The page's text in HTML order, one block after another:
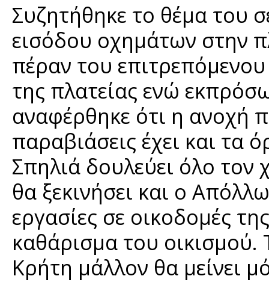
Συζητήθηκε το θέμα του
εισόδου οχημάτων στην
πέραν του
της πλατείας ενώ
αναφέρθηκε ότι η ανοχή
παραβιάσεις έχει και τα
Σπηλιά δουλεύει όλο
θα ξεκινήσει και ο
εργασίες σε οικοδομές
καθάρισμα του
Κρήτη μάλλον θα μείνει